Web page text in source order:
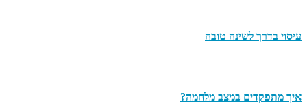
עיסוי בדרך לשינה טובה
איך מתפקדים במצב מלחמה?